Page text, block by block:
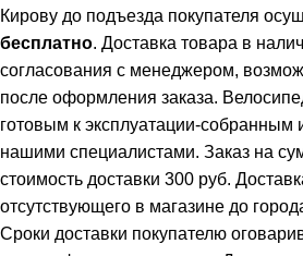
Кирову до подъезда покупателя
бесплатно. Доставка товара в
согласования с менеджером,
после оформления заказа.
готовым к эксплуатации-собранным
нашими специалистами. Заказ на
стоимость доставки 300 руб.
отсутствующего в магазине до
Сроки доставки покупателю